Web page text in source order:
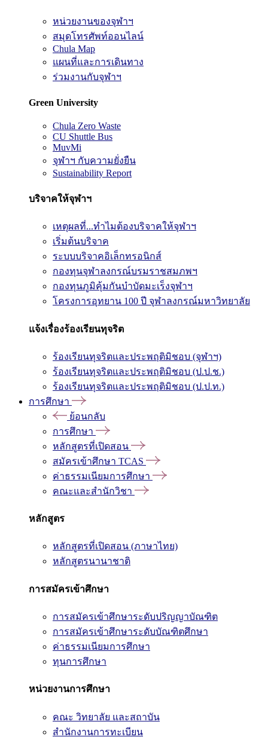
หน่วยงานของจุฬาฯ
สมุดโทรศัพท์ออนไลน์
Chula Map
แผนที่และการเดินทาง
ร่วมงานกับจุฬาฯ
Green University
Chula Zero Waste
CU Shuttle Bus
MuvMi
จุฬาฯ กับความยั่งยืน
Sustainability Report
บริจาคให้จุฬาฯ
เหตุผลที่...ทำไมต้องบริจาคให้จุฬาฯ
เริ่มต้นบริจาค
ระบบบริจาคอิเล็กทรอนิกส์
กองทุนจุฬาลงกรณ์บรมราชสมภพฯ
กองทุนภูมิคุ้มกันบำบัดมะเร็งจุฬาฯ
โครงการอุทยาน 100 ปี จุฬาลงกรณ์มหาวิทยาลัย
แจ้งเรื่องร้องเรียนทุจริต
ร้องเรียนทุจริตและประพฤติมิชอบ (จุฬาฯ)
ร้องเรียนทุจริตและประพฤติมิชอบ (ป.ป.ช.)
ร้องเรียนทุจริตและประพฤติมิชอบ (ป.ป.ท.)
การศึกษา
ย้อนกลับ
การศึกษา
หลักสูตรที่เปิดสอน
สมัครเข้าศึกษา TCAS
ค่าธรรมเนียมการศึกษา
คณะและสำนักวิชา
หลักสูตร
หลักสูตรที่เปิดสอน (ภาษาไทย)
หลักสูตรนานาชาติ
การสมัครเข้าศึกษา
การสมัครเข้าศึกษาระดับปริญญาบัณฑิต
การสมัครเข้าศึกษาระดับบัณฑิตศึกษา
ค่าธรรมเนียมการศึกษา
ทุนการศึกษา
หน่วยงานการศึกษา
คณะ วิทยาลัย และสถาบัน
สำนักงานการทะเบียน